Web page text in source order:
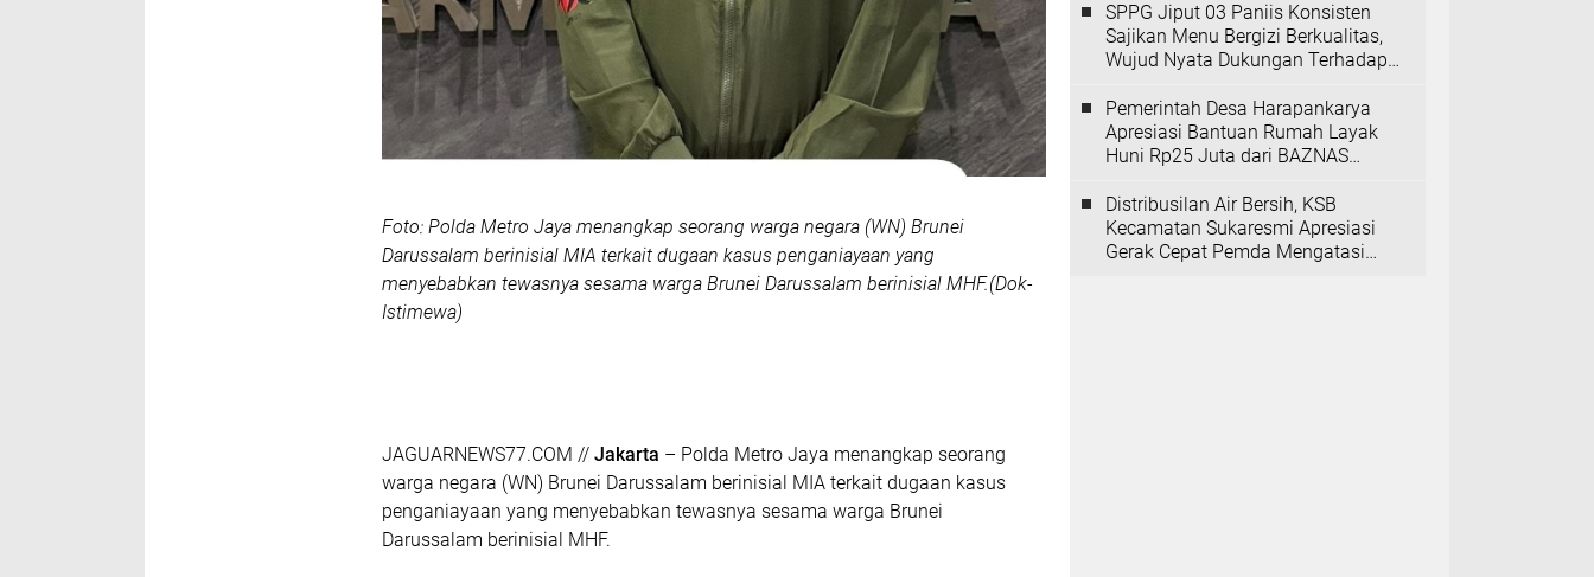
Foto: Polda Metro Jaya menangkap seorang warga negara (WN) Brunei
Darussalam berinisial MIA terkait dugaan kasus penganiayaan yang
menyebabkan tewasnya sesama warga Brunei Darussalam berinisial MHF.(Dok-
Istimewa)
JAGUARNEWS77.COM ‎// Jakarta – Polda Metro Jaya menangkap seorang
warga negara (WN) Brunei Darussalam berinisial MIA terkait dugaan kasus
penganiayaan yang menyebabkan tewasnya sesama warga Brunei
Darussalam berinisial MHF.
SPPG Jiput 03 Paniis Konsisten
Sajikan Menu Bergizi Berkualitas,
Wujud Nyata Dukungan Terhadap
Pemerintah Desa Harapankarya
Apresiasi Bantuan Rumah Layak
Huni Rp25 Juta dari BAZNAS
Distribusilan Air Bersih, KSB
Kecamatan Sukaresmi Apresiasi
Gerak Cepat Pemda Mengatasi